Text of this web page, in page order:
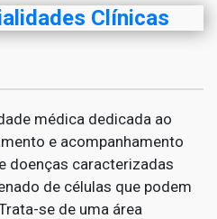
Clínicas
médica dedicada ao
e acompanhamento
doenças caracterizadas
de células que podem
se de uma área